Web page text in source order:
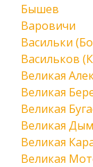
Бышев
Варовичи
Васильки
Васильков
Великая
Великая
Великая
Великая
Великая
Великая